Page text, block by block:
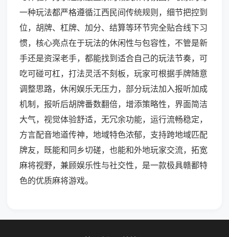
一种玩法都严格遵循江西民间传统规则，细节把控到
位，胡牌、杠牌、加分、结算等环节完全贴合线下习
惯，核心亮点在于玩法的休闲性与包容性，不管是新
手还是资深老手，都能找到适合自己的玩法节奏，可
吃可碰可杠，打法灵活不刻板，玩家可根据手牌随意
调整思路，休闲娱乐无压力，部分玩法加入报听加成
机制，报听后胡牌番数翻倍，增添策略性，界面简洁
大气，视觉体验舒适，无冗余功能，运行流畅稳定，
方言配音地道传神，地域特色浓郁，支持跨地域匹配
牌友，既能和同乡切磋，也能和外地玩家交流，拓宽
麻将视野，兼顾娱乐性与社交性，是一款极具赣鄱特
色的优质麻将游戏。